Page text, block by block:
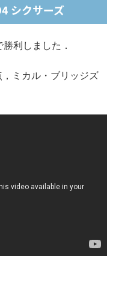
シクサーズ
利しました．
ミカル・ブリッジズ